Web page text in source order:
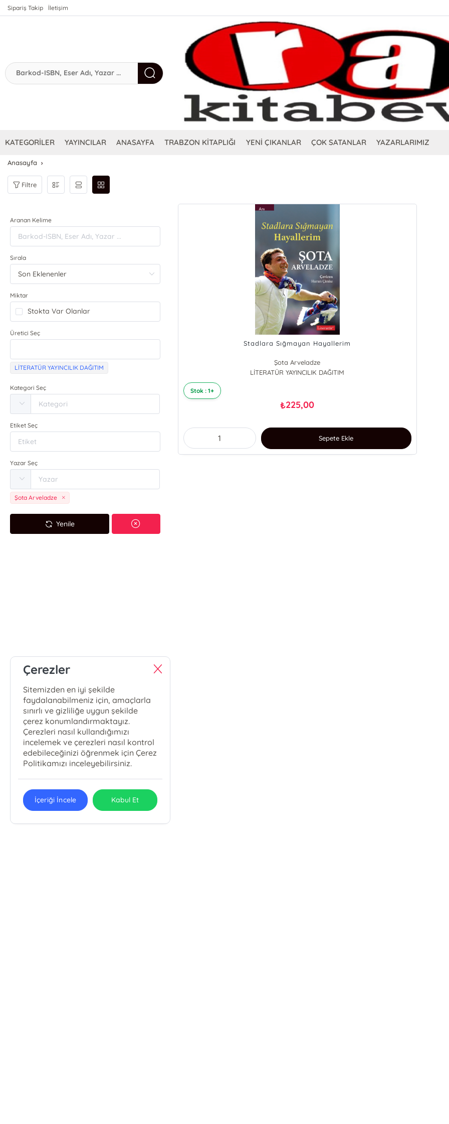
Sipariş Takip İletişim
KATEGORİLER YAYINCILAR ANASAYFA TRABZON KİTAPLIĞI YENİ ÇIKANLAR ÇOK SATANLAR YAZARLARIMIZ
Anasayfa
Filtre
Aranan Kelime
Sırala
Miktar
Stokta Var Olanlar
Üretici Seç
LİTERATÜR YAYINCILIK DAĞITIM
Kategori Seç
Etiket Seç
Yazar Seç
Şota Arveladze
Yenile
Stadlara Sığmayan Hayallerim
Şota Arveladze
LİTERATÜR YAYINCILIK DAĞITIM
Stok : 1+
₺225,00
Sepete Ekle
Çerezler
Sitemizden en iyi şekilde
faydalanabilmeniz için, amaçlarla
sınırlı ve gizliliğe uygun şekilde
çerez konumlandırmaktayız.
Çerezleri nasıl kullandığımızı
incelemek ve çerezleri nasıl kontrol
edebileceğinizi öğrenmek için Çerez
Politikamızı inceleyebilirsiniz.
İçeriği İncele Kabul Et